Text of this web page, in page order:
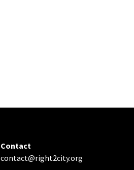
Contact
contact@right2city.org